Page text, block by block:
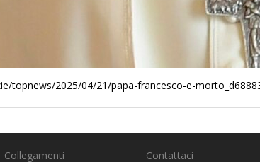
topnews/2025/04/21/papa-francesco-e-
Collegamenti Contattaci